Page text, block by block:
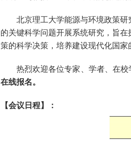
北京理工大学能源与环境政策研
的关键科学问题开展系统研究，旨在
策的科学决策，培养建设现代化国家
热烈欢迎各位专家、学者、在校
在线报名。
【会议日程】：